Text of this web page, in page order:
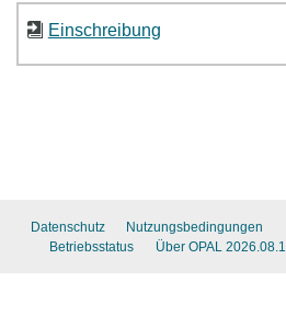
Einschreibung
Datenschutz Nutzungsbedingungen
Betriebsstatus
Über OPAL 2026.08.1